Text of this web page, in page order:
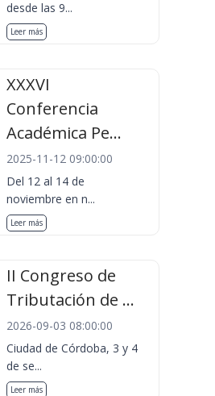
desde las 9...
Leer más
XXXVI
Conferencia
Académica Pe...
2025-11-12 09:00:00
Del 12 al 14 de
noviembre en n...
Leer más
II Congreso de
Tributación de ...
2026-09-03 08:00:00
Ciudad de Córdoba, 3 y 4
de se...
Leer más